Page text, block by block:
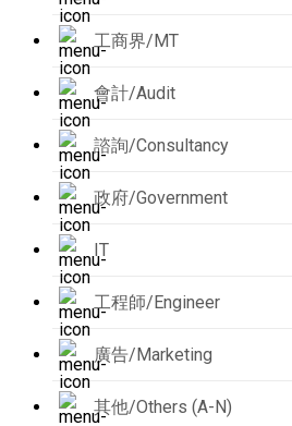
工商界/MT
會計/Audit
諮詢/Consultancy
政府/Government
IT
工程師/Engineer
廣告/Marketing
其他/Others (A-N)